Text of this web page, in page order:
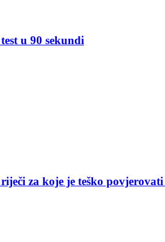
u 90 sekundi
za koje je teško